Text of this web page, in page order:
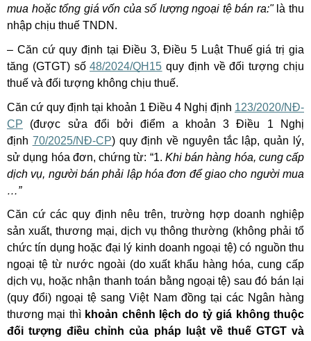
mua hoặc tổng giá vốn của số lượng ngoại tệ bán ra:"là thu
nhập chịu thuế TNDN.
– Căn cứ quy định tại Điều 3, Điều 5 Luật Thuế giá trị gia
tăng (GTGT) số48/2024/QH15 quy định về đối tượng chịu
thuế và đối tượng không chịu thuế.
Căn cứ quy định tại khoản 1 Điều 4 Nghị định 123/2020/NĐ-
CP (được sửa đổi bởi điểm a khoản 3 Điều 1 Nghị
định 70/2025/NĐ-CP) quy định về nguyên tắc lập, quản lý,
sử dụng hóa đơn, chứng từ: “1. Khi bán hàng hóa, cung cấp
dịch vụ, người bán phải lập hóa đơn để giao cho người mua
…”
Căn cứ các quy định nêu trên, trường hợp doanh nghiệp
sản xuất, thương mại, dịch vụ thông thường (không phải tổ
chức tín dụng hoặc đại lý kinh doanh ngoại tệ) có nguồn thu
ngoại tệ từ nước ngoài (do xuất khẩu hàng hóa, cung cấp
dịch vụ, hoặc nhận thanh toán bằng ngoại tệ) sau đó bán lại
(quy đổi) ngoại tệ sang Việt Nam đồng tại các Ngân hàng
thương mại thì khoản chênh lệch do tỷ giá không thuộc
đối tượng điều chỉnh của pháp luật về thuế GTGT và